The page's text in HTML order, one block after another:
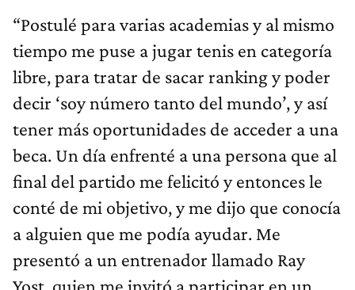
“Postulé para varias academias y al mismo
tiempo me puse a jugar tenis en categoría
libre, para tratar de sacar ranking y poder
decir ‘soy número tanto del mundo’, y así
tener más oportunidades de acceder a una
beca. Un día enfrenté a una persona que al
final del partido me felicitó y entonces le
conté de mi objetivo, y me dijo que conocía
a alguien que me podía ayudar. Me
presentó a un entrenador llamado Ray
Yost, quien me invitó a participar en un